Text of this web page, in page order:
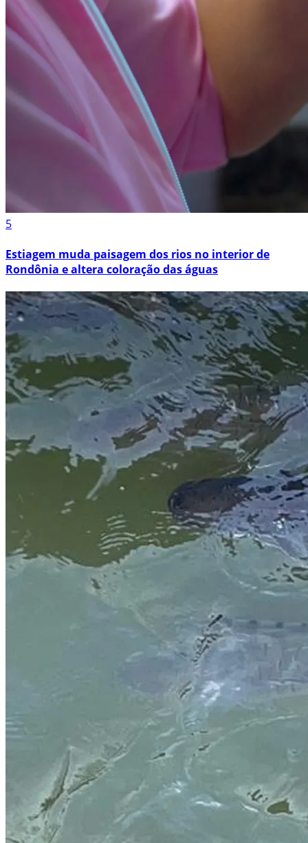
5
Estiagem muda paisagem dos rios no interior de
Rondônia e altera coloração das águas